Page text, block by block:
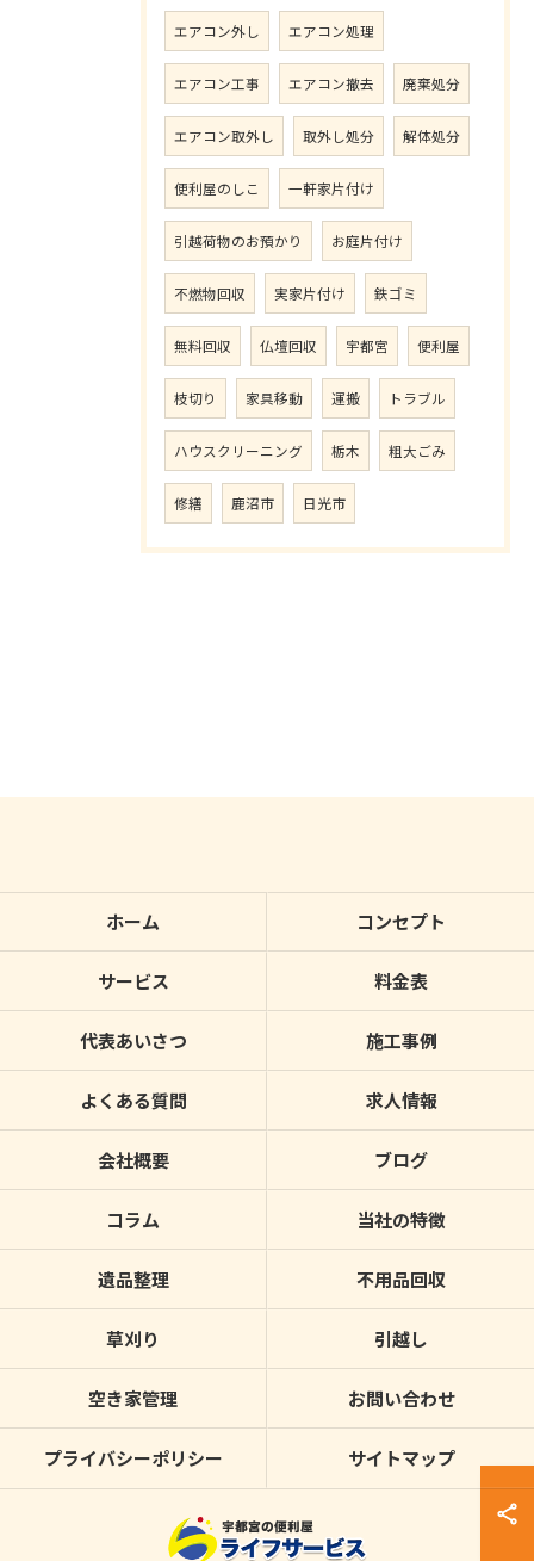
エアコン外し エアコン処理
エアコン工事 エアコン撤去 廃棄処分
エアコン取外し 取外し処分 解体処分
便利屋のしこ 一軒家片付け
引越荷物のお預かり お庭片付け
不燃物回収 実家片付け 鉄ゴミ
無料回収 仏壇回収 宇都宮 便利屋
枝切り 家具移動 運搬 トラブル
ハウスクリーニング 栃木 粗大ごみ
修繕 鹿沼市 日光市
ホーム コンセプト
サービス 料金表
代表あいさつ 施工事例
よくある質問 求人情報
会社概要 ブログ
コラム 当社の特徴
遺品整理 不用品回収
草刈り 引越し
空き家管理 お問い合わせ
プライバシーポリシー サイトマップ